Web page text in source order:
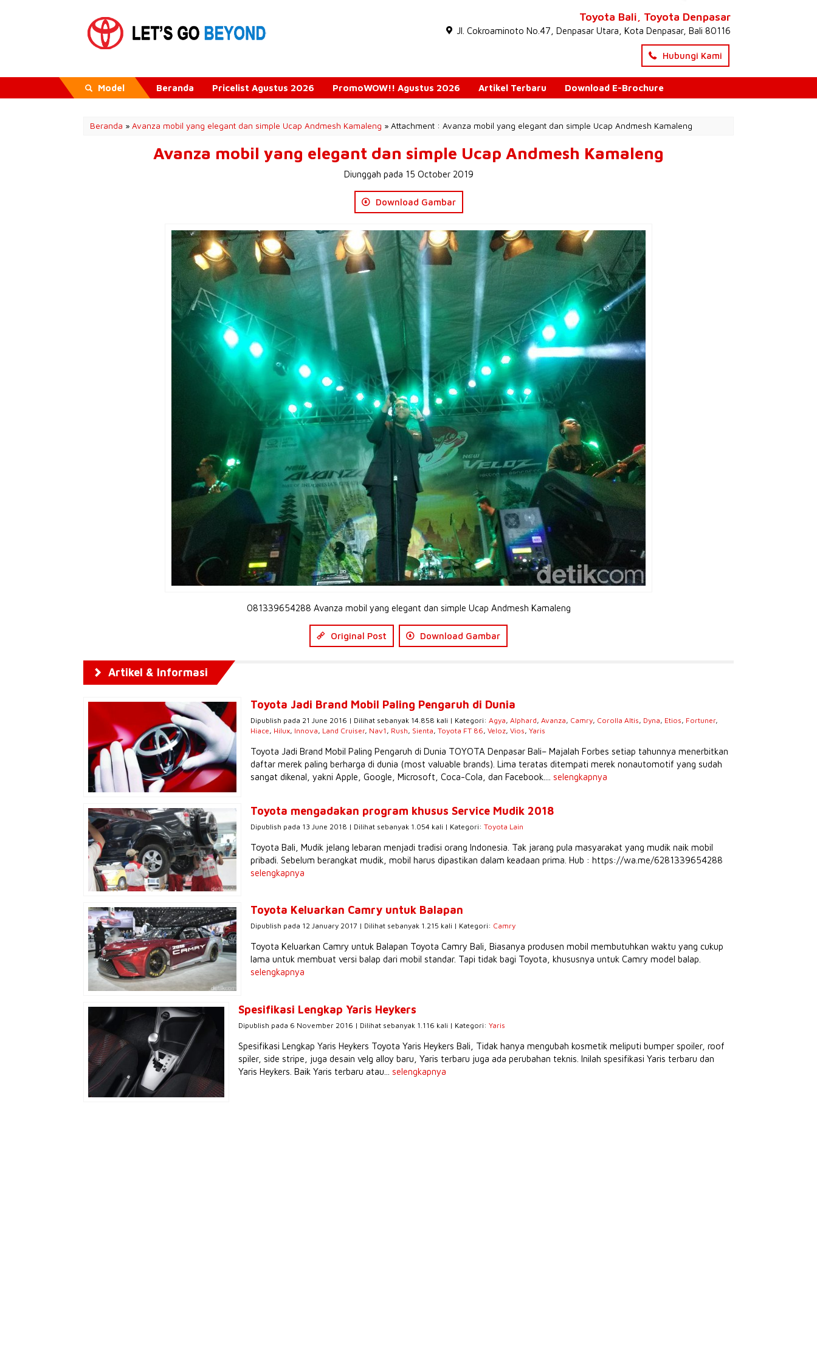
Toyota Bali, Toyota Denpasar
Jl. Cokroaminoto No.47, Denpasar Utara, Kota Denpasar, Bali 80116
Hubungi Kami
Model Beranda Pricelist Agustus 2026 PromoWOW!! Agustus 2026 Artikel Terbaru Download E-Brochure
Beranda » Avanza mobil yang elegant dan simple Ucap Andmesh Kamaleng » Attachment : Avanza mobil yang elegant dan simple Ucap Andmesh Kamaleng
Avanza mobil yang elegant dan simple Ucap Andmesh Kamaleng
Diunggah pada 15 October 2019
Download Gambar
081339654288 Avanza mobil yang elegant dan simple Ucap Andmesh Kamaleng
Original Post Download Gambar
Artikel & Informasi
Toyota Jadi Brand Mobil Paling Pengaruh di Dunia
Dipublish pada 21 June 2016 | Dilihat sebanyak 14.858 kali | Kategori: Agya, Alphard, Avanza, Camry, Corolla Altis, Dyna, Etios, Fortuner,
Hiace, Hilux, Innova, Land Cruiser, Nav1 , Rush, Sienta, Toyota FT 86, Veloz, Vios, Yaris
Toyota Jadi Brand Mobil Paling Pengaruh di Dunia TOYOTA Denpasar Bali– Majalah Forbes setiap tahunnya menerbitkan
daftar merek paling berharga di dunia (most valuable brands). Lima teratas ditempati merek nonautomotif yang sudah
sangat dikenal, yakni Apple, Google, Microsoft, Coca-Cola, dan Facebook.... selengkapnya
Toyota mengadakan program khusus Service Mudik 2018
Dipublish pada 13 June 2018 | Dilihat sebanyak 1.054 kali | Kategori: Toyota Lain
Toyota Bali, Mudik jelang lebaran menjadi tradisi orang Indonesia. Tak jarang pula masyarakat yang mudik naik mobil
pribadi. Sebelum berangkat mudik, mobil harus dipastikan dalam keadaan prima. Hub : https://wa.me/6281339654288
selengkapnya
Toyota Keluarkan Camry untuk Balapan
Dipublish pada 12 January 2017 | Dilihat sebanyak 1.215 kali | Kategori: Camry
Toyota Keluarkan Camry untuk Balapan Toyota Camry Bali, Biasanya produsen mobil membutuhkan waktu yang cukup
lama untuk membuat versi balap dari mobil standar. Tapi tidak bagi Toyota, khususnya untuk Camry model balap.
selengkapnya
Spesifikasi Lengkap Yaris Heykers
Dipublish pada 6 November 2016 | Dilihat sebanyak 1.116 kali | Kategori: Yaris
Spesifikasi Lengkap Yaris Heykers Toyota Yaris Heykers Bali, Tidak hanya mengubah kosmetik meliputi bumper spoiler, roof
spiler, side stripe, juga desain velg alloy baru, Yaris terbaru juga ada perubahan teknis. Inilah spesifikasi Yaris terbaru dan
Yaris Heykers. Baik Yaris terbaru atau... selengkapnya